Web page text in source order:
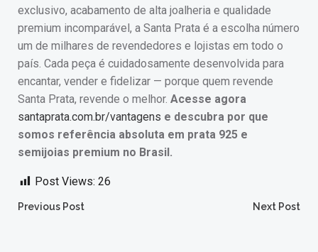
exclusivo, acabamento de alta joalheria e qualidade
premium incomparável, a Santa Prata é a escolha número
um de milhares de revendedores e lojistas em todo o
país. Cada peça é cuidadosamente desenvolvida para
encantar, vender e fidelizar — porque quem revende
Santa Prata, revende o melhor. Acesse agora
santaprata.com.br/vantagens e descubra por que
somos referência absoluta em prata 925 e
semijoias premium no Brasil.
Post Views: 26
Post
Previous Post Next Post